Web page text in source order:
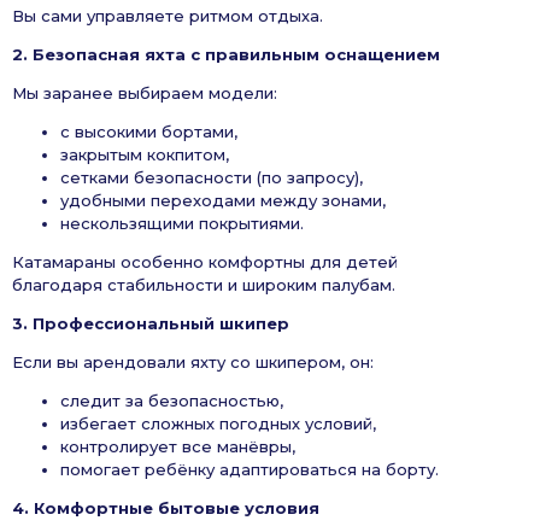
Вы сами управляете ритмом отдыха.
2. Безопасная яхта с правильным оснащением
Мы заранее выбираем модели:
с высокими бортами,
закрытым кокпитом,
сетками безопасности (по запросу),
удобными переходами между зонами,
нескользящими покрытиями.
Катамараны особенно комфортны для детей
благодаря стабильности и широким палубам.
3. Профессиональный шкипер
Если вы арендовали яхту со шкипером, он:
следит за безопасностью,
избегает сложных погодных условий,
контролирует все манёвры,
помогает ребёнку адаптироваться на борту.
4. Комфортные бытовые условия